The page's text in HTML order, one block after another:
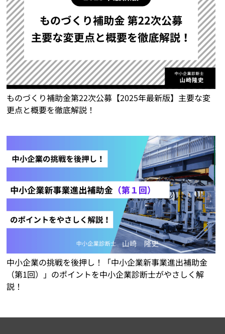
ものづくり補助金第22次公募【2025年最新版】主要な変
更点と概要を徹底解説！
中小企業の挑戦を後押し！「中小企業新事業進出補助金
（第1回）」のポイントを中小企業診断士がやさしく解
説！